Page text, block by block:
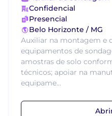
Confidencial
Presencial
Belo Horizonte / MG
Auxiliar na montagem e
equipamentos de
amostras de solo
técnicos; apoiar na
equipame...